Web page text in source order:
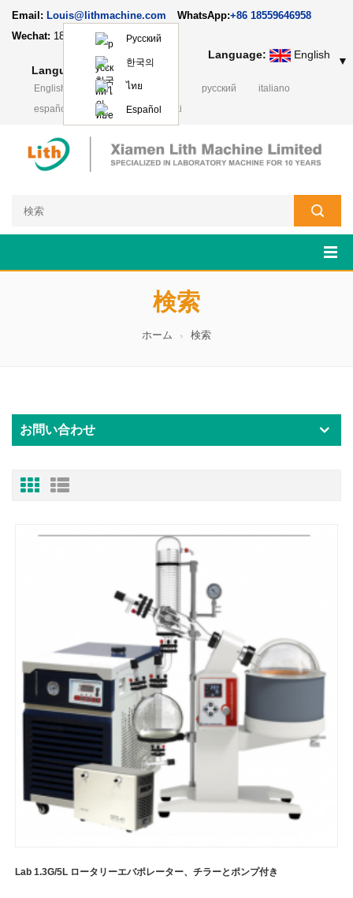
Email: Louis@lithmachine.com WhatsApp:+86 18559646958
Wechat: 18659217588
Language: English ▼
Language: English
Русский
한국의
ไทย
Español
English français русский
italiano
español
português Polski
検索
ホーム 検索
お問い合わせ
Lab 1.3G/5L ロータリーエバポレーター、チラーとポンプ付き